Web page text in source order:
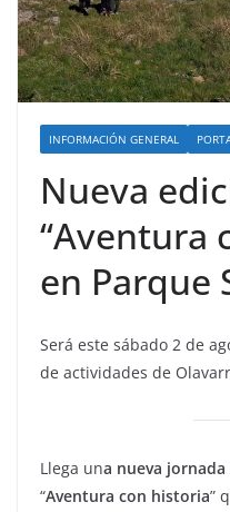
INFORMACIÓN GENERAL
Nueva
“Aventura
en Parque
Será este sábado 2 de
de actividades de
Llega una nueva
“Aventura con historia”